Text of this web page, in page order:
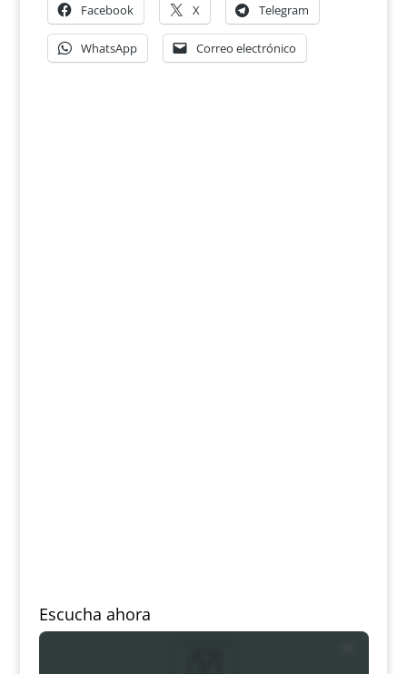
Facebook X Telegram
WhatsApp Correo electrónico
Escucha ahora